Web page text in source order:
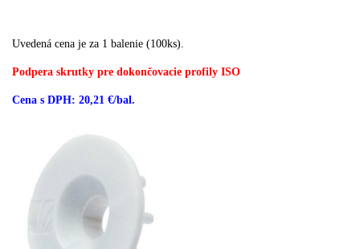
Uvedená cena je za 1 balenie (100ks).
Podpera skrutky pre dokončovacie profily ISO
Cena s DPH: 20,21 €/bal.